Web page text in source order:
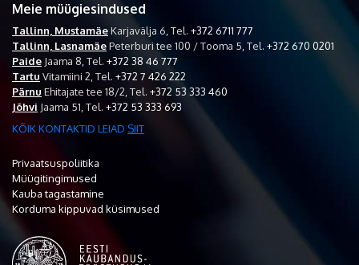
Meie müügiesindused
Tallinn, MustamäeKarjavälja 6, Tel. +372 6711 777
Tallinn, LasnamäePeterburi tee 100 / Tooma 5, Tel. +372 670 0201
Paide Jaama 8, Tel. +372 38 46 777
Tartu Vitamiini 2, Tel. +372 7 426 222
Pärnu Ehitajate tee 18/2, Tel. +372 53 333 460
Jõhvi Jaama 51, Tel. +372 53 333 693
KÕIK KONTAKTID LEIAD SIIT
Privaatsuspoliitika
Müügitingimused
Kauba tagastamine
Korduma kippuvad küsimused